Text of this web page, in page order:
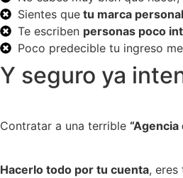
Sientes que tu marca personal
Te escriben personas poco
Poco predecible tu ingreso
Y seguro ya
Contratar a una terrible
Hacerlo todo por tu cuenta,